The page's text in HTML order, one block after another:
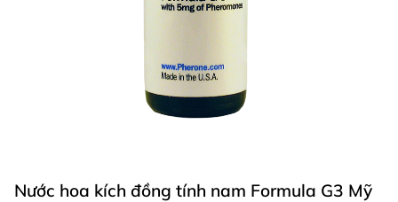
Nước hoa kích đồng tính nam Formula G3 Mỹ